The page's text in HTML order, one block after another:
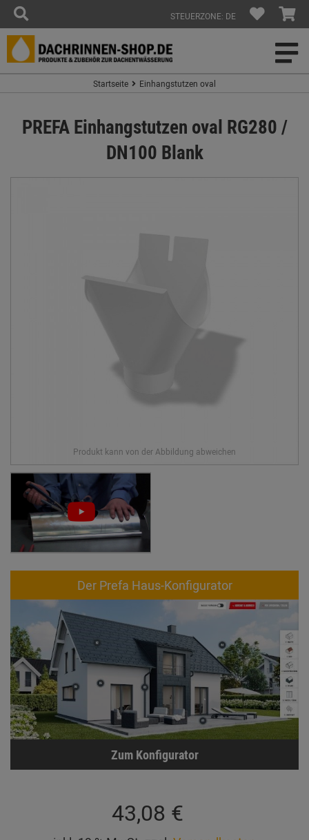
STEUERZONE: DE
Startseite Einhangstutzen oval
PREFA Einhangstutzen oval RG280 /
DN100 Blank
Der Prefa Haus-Konfigurator
Zum Konfigurator
43,08 €